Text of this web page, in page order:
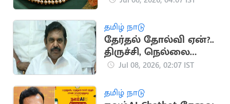
தமிழ் நாடு
தேர்தல் தோல்வி ஏன்?..
திருச்சி, நெல்லை
நிர்வாகிகளிடம்
ஆலோசனை
Jul 08, 2026, 02:07 IST
தமிழ் நாடு